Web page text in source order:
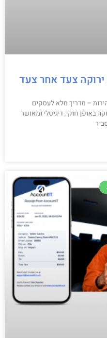
צעד אחר צעד
– מדריך מלא לעסקים
באופן חוקי, דיגיטלי ומאושר